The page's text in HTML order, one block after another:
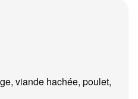
viande hachée, poulet,